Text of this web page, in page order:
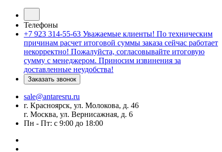
Телефоны
+7 923 314-55-63 Уважаемые клиенты! По техническим
причинам расчет итоговой суммы заказа сейчас работает
некорректно! Пожалуйста, согласовывайте итоговую
сумму с менеджером. Приносим извинения за
доставленные неудобства!
Заказать звонок
sale@antaresru.ru
г. Красноярск, ул. Молокова, д. 46
г. Москва, ул. Вернисажная, д. 6
Пн - Пт: с 9:00 до 18:00